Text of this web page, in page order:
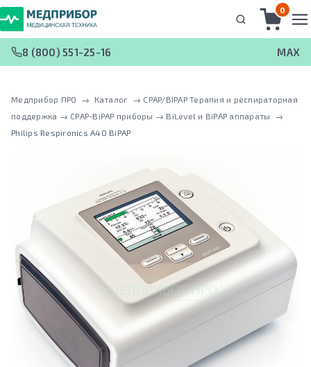
0
8 (800) 551-25-16 MAX
Медприбор ПРО → Каталог → CPAP/BIPAP Терапия и респираторная
поддержка → CPAP-BiPAP приборы → BiLevel и BiPAP аппараты
→
Philips Respironics A40 BiPAP